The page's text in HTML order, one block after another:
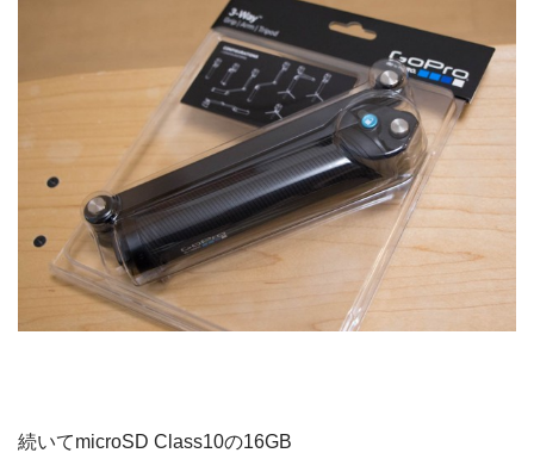
続いてmicroSD Class10の16GB